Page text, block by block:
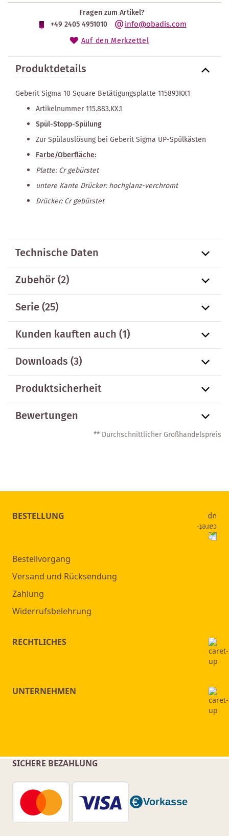
Fragen zum Artikel?
+49 2405 4951010
info@obadis.com
Auf den Merkzettel
Produktdetails
Geberit Sigma 10 Square Betätigungsplatte 115893KX1
Artikelnummer 115.883.KX.1
Spül-Stopp-Spülung
Zur Spülauslösung bei Geberit Sigma UP-Spülkästen
Farbe/Oberfläche:
Platte: Cr gebürstet
untere Kante Drücker: hochglanz-verchromt
Drücker: Cr gebürstet
Technische Daten
Zubehör(2)
Serie(25)
Kunden kauften auch(1)
Downloads (3)
Produktsicherheit
Bewertungen
** Durchschnittlicher Großhandelspreis
BESTELLUNG
Bestellvorgang
Versand und Rücksendung
Zahlung
Widerrufsbelehrung
RECHTLICHES
UNTERNEHMEN
SICHERE BEZAHLUNG